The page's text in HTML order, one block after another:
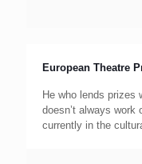
European Theatre
He who lends prizes
doesn’t always
currently in the